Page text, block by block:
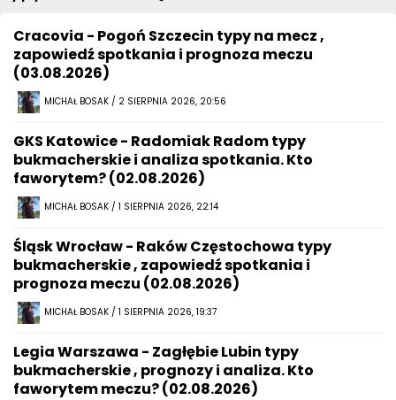
Cracovia - Pogoń Szczecin typy na mecz ,
zapowiedź spotkania i prognoza meczu
(03.08.2026)
MICHAŁ BOSAK / 2 SIERPNIA 2026, 20:56
GKS Katowice - Radomiak Radom typy
bukmacherskie i analiza spotkania. Kto
faworytem? (02.08.2026)
MICHAŁ BOSAK / 1 SIERPNIA 2026, 22:14
Śląsk Wrocław - Raków Częstochowa typy
bukmacherskie , zapowiedź spotkania i
prognoza meczu (02.08.2026)
MICHAŁ BOSAK / 1 SIERPNIA 2026, 19:37
Legia Warszawa - Zagłębie Lubin typy
bukmacherskie , prognozy i analiza. Kto
faworytem meczu? (02.08.2026)